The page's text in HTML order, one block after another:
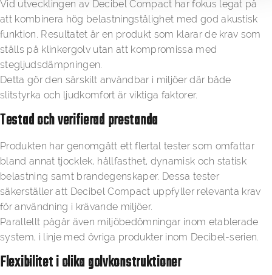
Vid utvecklingen av Decibel Compact har fokus legat på
att kombinera hög belastningstålighet med god akustisk
funktion. Resultatet är en produkt som klarar de krav som
ställs på klinkergolv utan att kompromissa med
stegljudsdämpningen.
Detta gör den särskilt användbar i miljöer där både
slitstyrka och ljudkomfort är viktiga faktorer.
Testad och verifierad prestanda
Produkten har genomgått ett flertal tester som omfattar
bland annat tjocklek, hållfasthet, dynamisk och statisk
belastning samt brandegenskaper. Dessa tester
säkerställer att Decibel Compact uppfyller relevanta krav
för användning i krävande miljöer.
Parallellt pågår även miljöbedömningar inom etablerade
system, i linje med övriga produkter inom Decibel-serien.
Flexibilitet i olika golvkonstruktioner